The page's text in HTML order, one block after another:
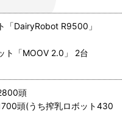
「DairyRobot R9500」
ト「MOOV 2.0」 2台
頭
頭(うち搾乳ロボット430